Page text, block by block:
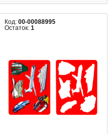
Код:00-00088995
Остаток:1